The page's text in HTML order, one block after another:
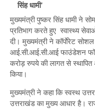
सिंह धामी’
मुख्यमंत्री पुष्कर सिंह धामी ने
प्रतिभाग करते हुए स्वास्थ्य
दी। मुख्यमंत्री ने कॉर्पाेरेट
आई.सी.आई.सी.आई फाउंडेशन
करोड़ रुपये की लागत से
किया।
मुख्यमंत्री ने कहा कि स्वस्थ
उत्तराखंड का मुख्य आधार है।